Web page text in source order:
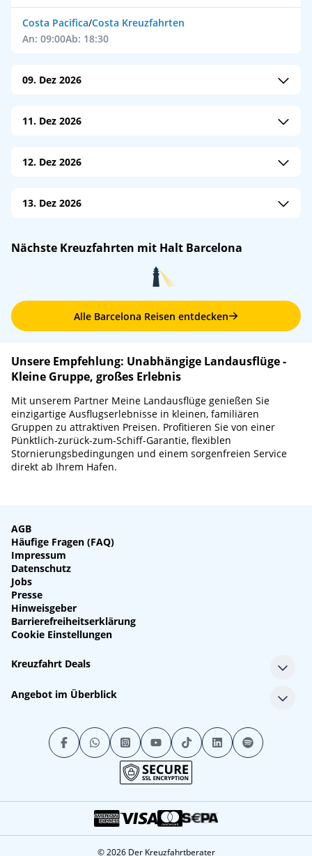
Costa Pacifica/Costa Kreuzfahrten
An: 09:00Ab: 18:30
09. Dez 2026
An: 07:00Ab: 17:00
Explora II/Explora Journeys
11. Dez 2026
An: 08:00Ab: 18:00
12. Dez 2026
An: 08:00Ab: 17:30
An: 08:00Ab: 18:00
13. Dez 2026
An: 09:00Ab: 18:00
Nächste Kreuzfahrten mit Halt Barcelona
Alle Barcelona Reisen entdecken
Unsere Empfehlung: Unabhängige Landausflüge -
Kleine Gruppe, großes Erlebnis
Mit unserem Partner Meine Landausflüge genießen Sie
einzigartige Ausflugserlebnisse in kleinen, familiären
Gruppen zu attraktiven Preisen. Profitieren Sie von einer
Pünktlich-zurück-zum-Schiff-Garantie, flexiblen
Stornierungsbedingungen und einem sorgenfreien Service
direkt ab Ihrem Hafen.
AGB
Häufige Fragen (FAQ)
Impressum
Datenschutz
Jobs
Presse
Hinweisgeber
Barrierefreiheitserklärung
Cookie Einstellungen
Kreuzfahrt Deals
Single-Kreuzfahrten
Kreuzfahrt mit Kindern
Minikreuzfahrten
Stornokabinen
Luxuskreuzfahrten
Angebot im Überblick
Alle Schiffe
Alle Reiseziele
Kreuzfahrtpakete
© 2026 Der Kreuzfahrtberater